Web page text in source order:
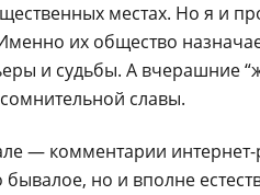
местах. Но я и
их общество
и судьбы. А вчерашние
славы.
— комментарии
бывалое, но и вполне